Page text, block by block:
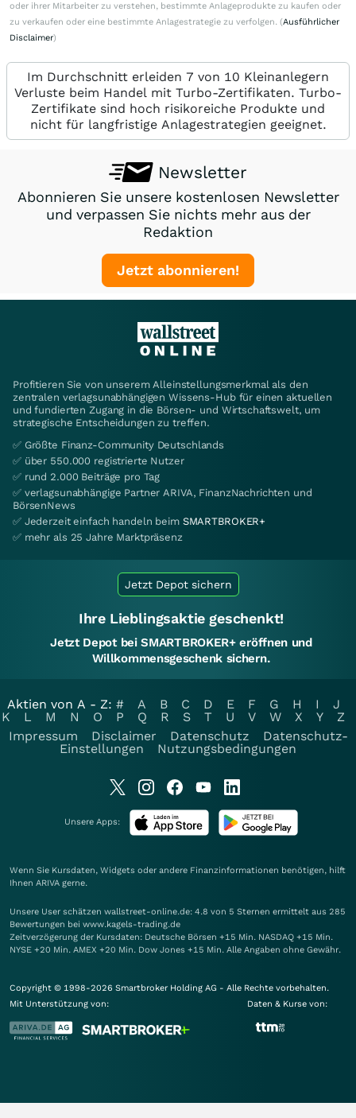
oder ihrer Mitarbeiter zu verstehen, bestimmte Anlageprodukte zu kaufen oder
zu verkaufen oder eine bestimmte Anlagestrategie zu verfolgen. (Ausführlicher
Disclaimer)
Im Durchschnitt erleiden 7 von 10 Kleinanlegern
Verluste beim Handel mit Turbo-Zertifikaten. Turbo-
Zertifikate sind hoch risikoreiche Produkte und
nicht für langfristige Anlagestrategien geeignet.
Newsletter
Abonnieren Sie unsere kostenlosen Newsletter
und verpassen Sie nichts mehr aus der
Redaktion
Jetzt abonnieren!
Profitieren Sie von unserem Alleinstellungsmerkmal als den
zentralen verlagsunabhängigen Wissens-Hub für einen aktuellen
und fundierten Zugang in die Börsen- und Wirtschaftswelt, um
strategische Entscheidungen zu treffen.
✅ Größte Finanz-Community Deutschlands
✅ über 550.000 registrierte Nutzer
✅ rund 2.000 Beiträge pro Tag
✅ verlagsunabhängige Partner ARIVA, FinanzNachrichten und
BörsenNews
✅ Jederzeit einfach handeln beim SMARTBROKER+
✅ mehr als 25 Jahre Marktpräsenz
Jetzt Depot sichern
Ihre Lieblingsaktie geschenkt!
Jetzt Depot bei SMARTBROKER+ eröffnen und
Willkommensgeschenk sichern.
Aktien von A - Z: # A B C D E F G H I
J
K
L M N O P Q R S T U V W X Y
Z
Impressum
Disclaimer Datenschutz
Datenschutz-
Einstellungen
Nutzungsbedingungen
Unsere Apps:
Wenn Sie Kursdaten, Widgets oder andere Finanzinformationen benötigen, hilft
Ihnen ARIVA gerne.
Unsere User schätzen wallstreet-online.de: 4.8 von 5 Sternen ermittelt aus 285
Bewertungen bei www.kagels-trading.de
Zeitverzögerung der Kursdaten: Deutsche Börsen +15 Min. NASDAQ +15 Min.
NYSE +20 Min. AMEX +20 Min. Dow Jones +15 Min. Alle Angaben ohne Gewähr.
Copyright © 1998-2026 Smartbroker Holding AG - Alle Rechte vorbehalten.
Mit Unterstützung von:
Daten & Kurse von: